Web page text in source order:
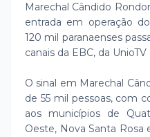
Marechal Cândido
entrada em operação
120 mil paranaenses
canais da EBC, da
O sinal em Marechal
de 55 mil pessoas, com
aos municípios de
Oeste, Nova Santa Rosa